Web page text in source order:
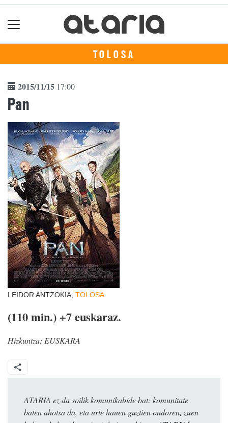
TOLOSA
2015/11/15 17:00
Pan
LEIDOR ANTZOKIA, TOLOSA
(110 min.) +7 euskaraz.
Hizkuntza: EUSKARA
ATARIA ez da soilik komunikabide bat: komunitate
baten ahotsa da, eta urte hauen guztien ondoren, zuen